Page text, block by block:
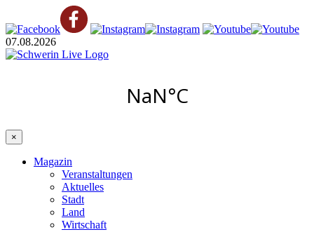
07.08.2026
×
Magazin
Veranstaltungen
Aktuelles
Stadt
Land
Wirtschaft